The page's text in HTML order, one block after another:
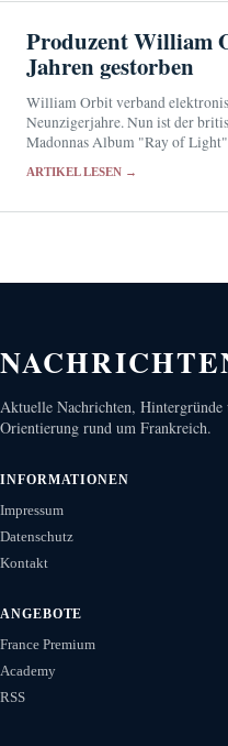
Produzent William
Jahren gestorben
William Orbit verband
Neunzigerjahre. Nun ist der
Madonnas Album "Ray of
ARTIKEL LESEN →
Aktuelle Nachrichten, Hintergründe
Orientierung rund um Frankreich.
INFORMATIONEN
Impressum
Datenschutz
Kontakt
ANGEBOTE
France Premium
Academy
RSS